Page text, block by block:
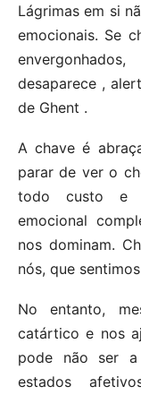
Lágrimas em si
emocionais. Se
desaparece ,
de Ghent .
A chave é
parar de ver o
todo custo e
emocional
nos dominam.
nós, que
No entanto,
catártico e nos
pode não ser
estados